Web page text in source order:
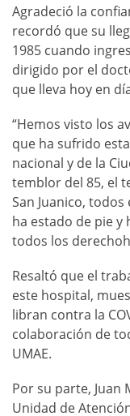
Agradeció la
recordó que su
1985 cuando
dirigido por el
que lleva hoy en
“Hemos visto los
que ha sufrido
nacional y de la
temblor del 85, el
San Juanico,
ha estado de pie
todos los
Resaltó que el
este hospital,
libran contra la
colaboración de
UMAE.
Por su parte, Juan
Unidad de